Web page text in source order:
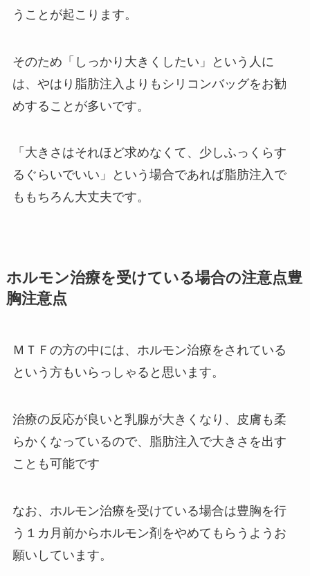
うことが起こります。
そのため「しっかり大きくしたい」という人に
は、やはり脂肪注入よりもシリコンバッグをお勧
めすることが多いです。
「大きさはそれほど求めなくて、少しふっくらす
るぐらいでいい」という場合であれば脂肪注入で
ももちろん大丈夫です。
ホルモン治療を受けている場合の注意点豊
胸注意点
ＭＴＦの方の中には、ホルモン治療をされている
という方もいらっしゃると思います。
治療の反応が良いと乳腺が大きくなり、皮膚も柔
らかくなっているので、脂肪注入で大きさを出す
ことも可能です
なお、ホルモン治療を受けている場合は豊胸を行
う１カ月前からホルモン剤をやめてもらうようお
願いしています。